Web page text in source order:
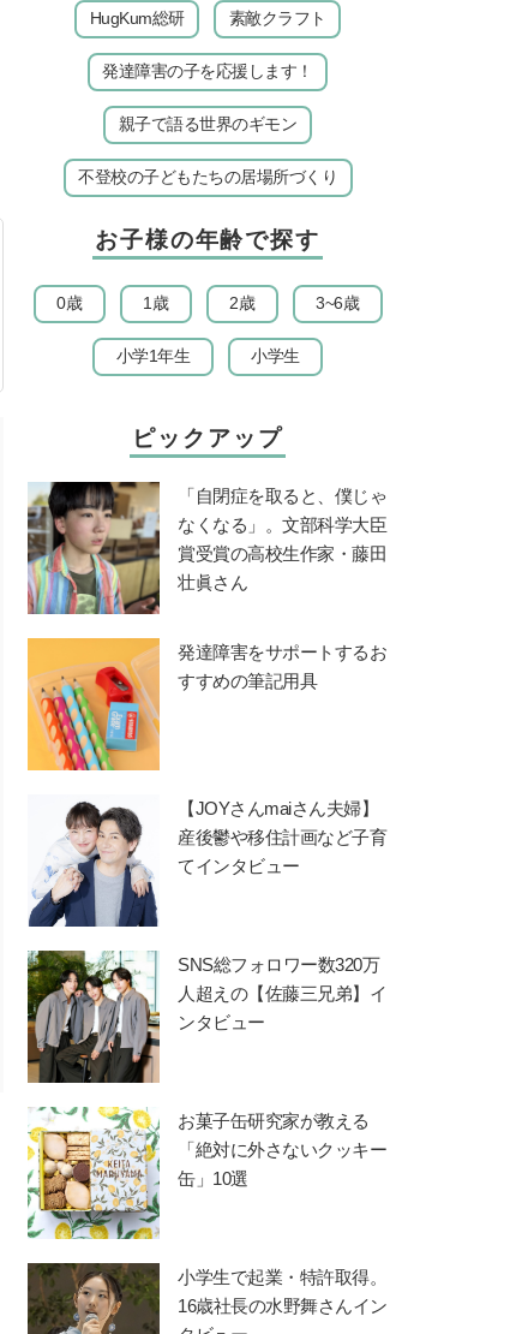
HugKum総研 素敵クラフト
発達障害の子を応援します！
親子で語る世界のギモン
不登校の子どもたちの居場所づくり
お子様の年齢で探す
0歳 1歳 2歳 3~6歳
小学1年生 小学生
ピックアップ
「自閉症を取ると、僕じゃ
なくなる」。文部科学大臣
賞受賞の高校生作家・藤田
壮眞さん
発達障害をサポートするお
すすめの筆記用具
【JOYさんmaiさん夫婦】
産後鬱や移住計画など子育
てインタビュー
SNS総フォロワー数320万
人超えの【佐藤三兄弟】イ
ンタビュー
お菓子缶研究家が教える
「絶対に外さないクッキー
缶」10選
小学生で起業・特許取得。
16歳社長の水野舞さんイン